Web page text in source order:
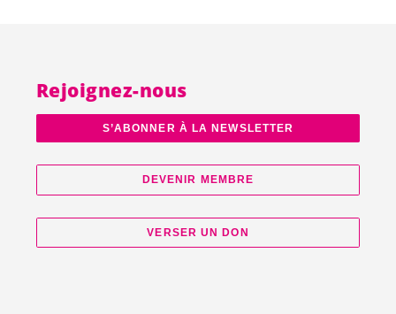
Rejoignez-nous
S’ABONNER À LA NEWSLETTER
DEVENIR MEMBRE
VERSER UN DON